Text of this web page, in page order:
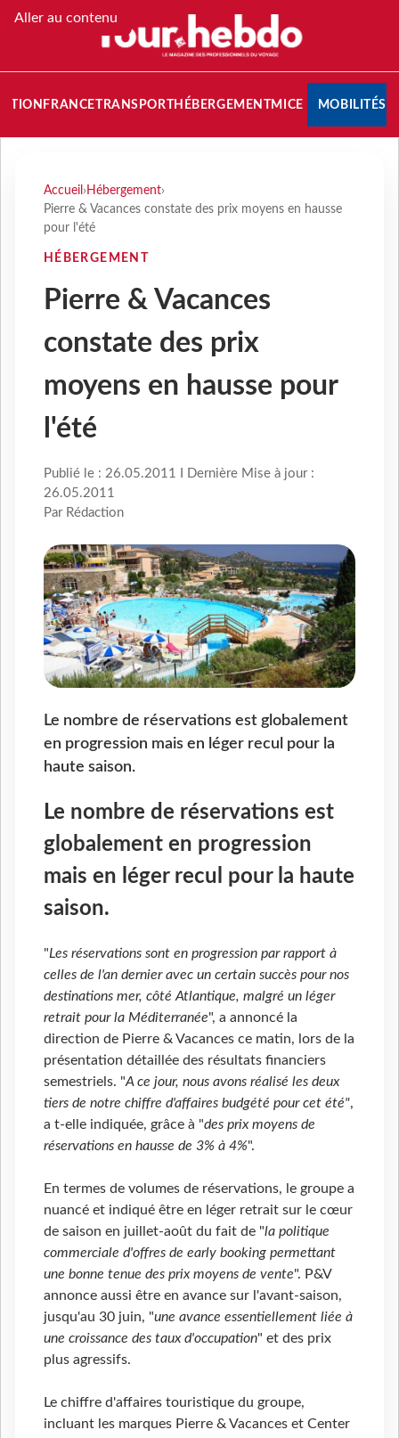
Aller au contenu
FRANCETRANSPORT HÉBERGEMENTMICE MOBILITÉS
Accueil › Hébergement›
Pierre & Vacances constate des prix moyens en hausse
pour l'été
HÉBERGEMENT
Pierre & Vacances
constate des prix
moyens en hausse pour
l'été
Publié le : 26.05.2011 I Dernière Mise à jour :
26.05.2011
Par Rédaction
Le nombre de réservations est globalement
en progression mais en léger recul pour la
haute saison.
Le nombre de réservations est
globalement en progression
mais en léger recul pour la haute
saison.
"Les réservations sont en progression par rapport à
celles de l'an dernier avec un certain succès pour nos
destinations mer, côté Atlantique, malgré un léger
retrait pour la Méditerranée", a annoncé la
direction de Pierre & Vacances ce matin, lors de la
présentation détaillée des résultats financiers
semestriels. "A ce jour, nous avons réalisé les deux
tiers de notre chiffre d'affaires budgété pour cet été",
a t-elle indiquée, grâce à "des prix moyens de
réservations en hausse de 3% à 4%".
En termes de volumes de réservations, le groupe a
nuancé et indiqué être en léger retrait sur le cœur
de saison en juillet-août du fait de "la politique
commerciale d'offres de early booking permettant
une bonne tenue des prix moyens de vente". P&V
annonce aussi être en avance sur l'avant-saison,
jusqu'au 30 juin, "une avance essentiellement liée à
une croissance des taux d'occupation" et des prix
plus agressifs.
Le chiffre d'affaires touristique du groupe,
incluant les marques Pierre & Vacances et Center